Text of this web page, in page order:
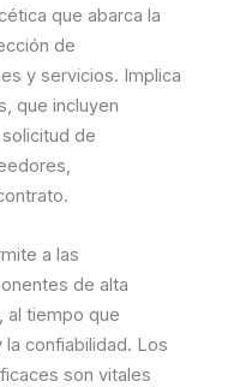
que abarca la
de
y servicios. Implica
que incluyen
solicitud de
a las
de alta
al tiempo que
confiabilidad. Los
son vitales